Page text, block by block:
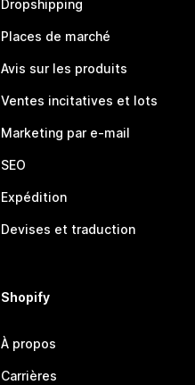
Dropshipping
Places de marché
Avis sur les produits
Ventes incitatives et lots
Marketing par e-mail
SEO
Expédition
Devises et traduction
Shopify
À propos
Carrières